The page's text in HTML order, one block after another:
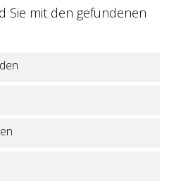
Sie mit den gefundenen